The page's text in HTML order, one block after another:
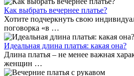
Как выбрать вечернее платье?
Хотите подчеркнуть свою
поговорка «в …
Идеальная длина платья: какая она?
Длина платья – не менее важная
женщин …